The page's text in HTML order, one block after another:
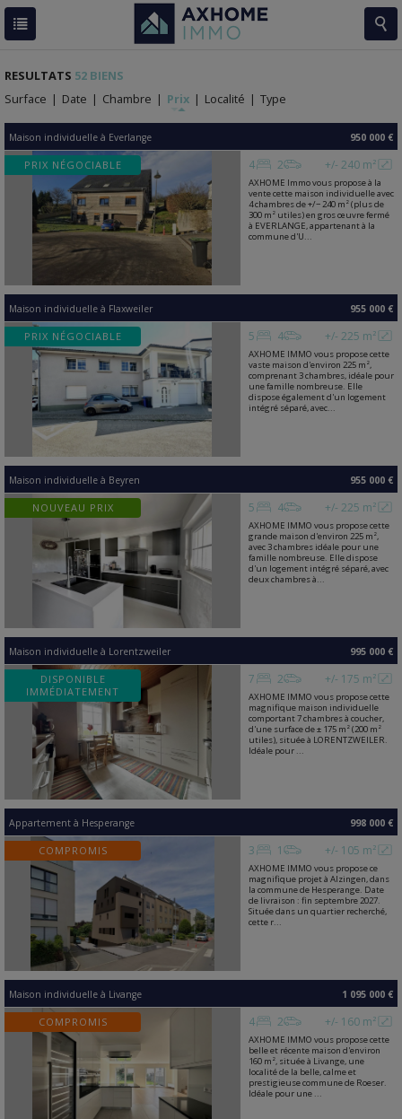
RESULTATS 52 BIENS
Surface | Date | Chambre | Prix | Localité | Type
Maison individuelle à Everlange 950 000 €
PRIX NÉGOCIABLE +/- 240 m²
4 2
AXHOME Immo vous propose à la
vente cette maison individuelle avec
4 chambres de +/− 240 m² (plus de
300 m² utiles) en gros œuvre fermé
à EVERLANGE, appartenant à la
commune d'U...
Maison individuelle à Flaxweiler 955 000 €
PRIX NÉGOCIABLE +/- 225 m²
5 4
AXHOME IMMO vous propose cette
vaste maison d'environ 225 m²,
comprenant 3 chambres, idéale pour
une famille nombreuse. Elle
dispose également d'un logement
intégré séparé, avec...
Maison individuelle à Beyren 955 000 €
NOUVEAU PRIX +/- 225 m²
5 4
AXHOME IMMO vous propose cette
grande maison d'environ 225 m²,
avec 3 chambres idéale pour une
famille nombreuse. Elle dispose
d'un logement intégré séparé, avec
deux chambres à...
Maison individuelle à Lorentzweiler 995 000 €
DISPONIBLE
IMMÉDIATEMENT
+/- 175 m²
7 2
AXHOME IMMO vous propose cette
magnifique maison individuelle
comportant 7 chambres à coucher,
d'une surface de ± 175 m² (200 m²
utiles), située à LORENTZWEILER.
Idéale pour ...
Appartement à Hesperange 998 000 €
COMPROMIS +/- 105 m²
3 1
AXHOME IMMO vous propose ce
magnifique projet à Alzingen, dans
la commune de Hesperange. Date
de livraison : fin septembre 2027.
Située dans un quartier recherché,
cette r...
Maison individuelle à Livange 1 095 000 €
COMPROMIS +/- 160 m²
4 2
AXHOME IMMO vous propose cette
belle et récente maison d'environ
160 m², située à Livange, une
localité de la belle, calme et
prestigieuse commune de Roeser.
Idéale pour une ...